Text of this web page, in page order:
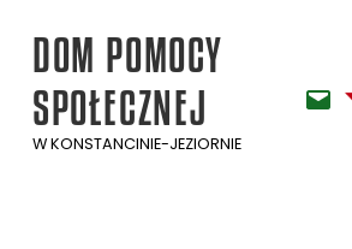
DOM POMOCY
SPOŁECZNEJ
W KONSTANCINIE-JEZIORNIE
E-mail